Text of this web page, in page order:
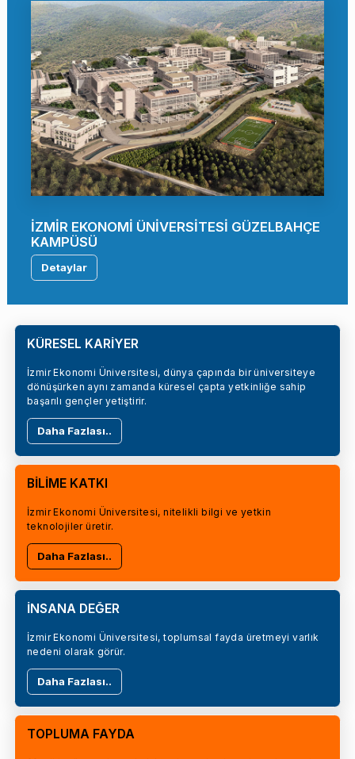
İZMİR EKONOMİ ÜNİVERSİTESİ GÜZELBAHÇE
KAMPÜSÜ
Detaylar
KÜRESEL KARİYER
İzmir Ekonomi Üniversitesi, dünya çapında bir üniversiteye
dönüşürken aynı zamanda küresel çapta yetkinliğe sahip
başarılı gençler yetiştirir.
Daha Fazlası..
BİLİME KATKI
İzmir Ekonomi Üniversitesi, nitelikli bilgi ve yetkin
teknolojiler üretir.
Daha Fazlası..
İNSANA DEĞER
İzmir Ekonomi Üniversitesi, toplumsal fayda üretmeyi varlık
nedeni olarak görür.
Daha Fazlası..
TOPLUMA FAYDA